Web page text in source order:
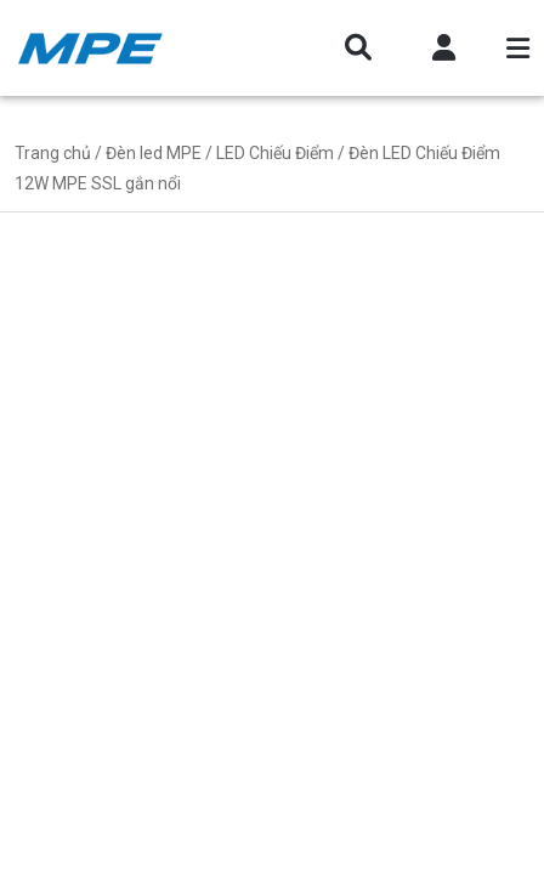
Trang chủ /Đèn led MPE / LED Chiếu Điểm / Đèn LED Chiếu Điểm
12W MPE SSL gắn nổi